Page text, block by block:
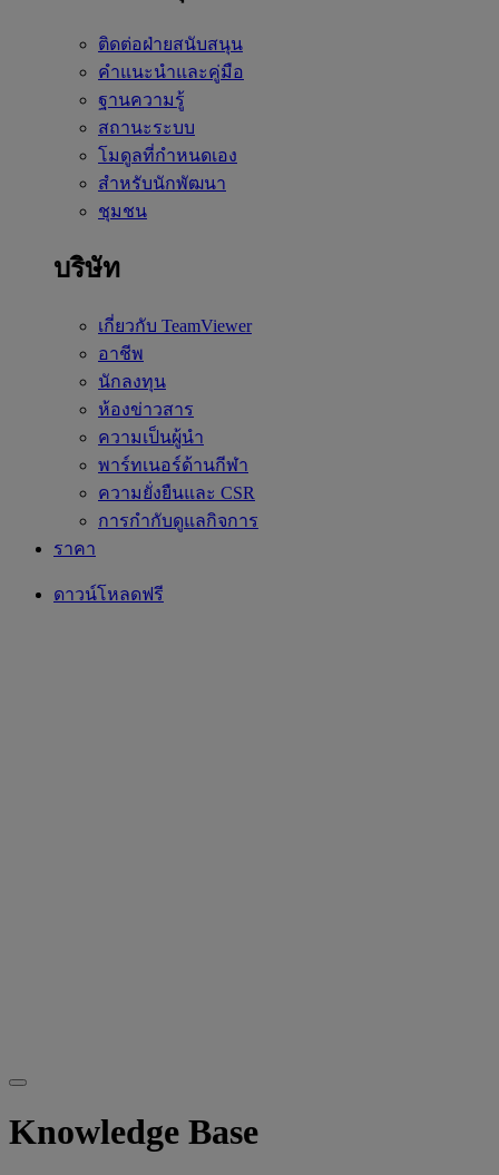
ติดต่อฝ่ายสนับสนุน
คำแนะนำและคู่มือ
ฐานความรู้
สถานะระบบ
โมดูลที่กำหนดเอง
สำหรับนักพัฒนา
ชุมชน
บริษัท
เกี่ยวกับ TeamViewer
อาชีพ
นักลงทุน
ห้องข่าวสาร
ความเป็นผู้นำ
พาร์ทเนอร์ด้านกีฬา
ความยั่งยืนและ CSR
การกำกับดูแลกิจการ
ราคา
ดาวน์โหลดฟรี
Knowledge Base